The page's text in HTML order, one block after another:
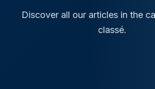
Discover all our articles in the
classé.